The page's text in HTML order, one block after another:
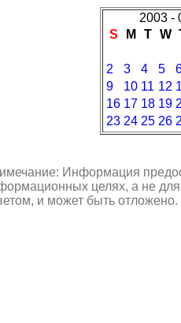
2003 -
S
M T W
2
3 4 5
9
10 11 12
16 17 18 19
23 24 25 26
Информация
целях, а не
и может быть отложено.